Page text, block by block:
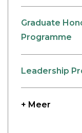
Graduate
Programme
Leadership
+ Meer